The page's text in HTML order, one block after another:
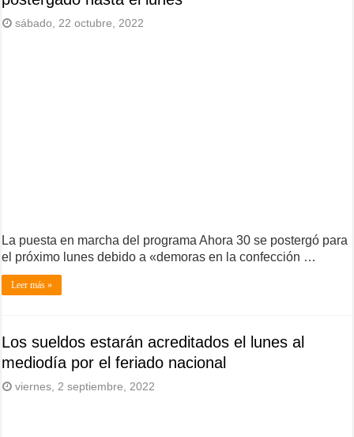
sábado, 22 octubre, 2022
La puesta en marcha del programa Ahora 30 se postergó para
el próximo lunes debido a «demoras en la confección …
Leer más »
Los sueldos estarán acreditados el lunes al
mediodía por el feriado nacional
viernes, 2 septiembre, 2022